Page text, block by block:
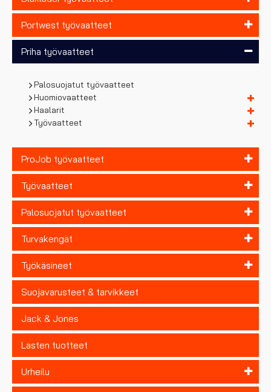
Portwest työvaatteet
Priha työvaatteet
Palosuojatut työvaatteet
Huomiovaatteet
Haalarit
Työvaatteet
ProJob työvaatteet
Työvaatteet
Palosuojatut työvaatteet
Turvakengät
Työkäsineet
Suojavarusteet & tarvikkeet
Jack & Jones
Lasten tuotteet
Urheilu